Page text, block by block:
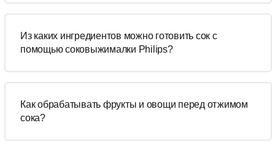
Из каких ингредиентов можно готовить сок с
помощью соковыжималки Philips?
Как обрабатывать фрукты и овощи перед отжимом
сока?